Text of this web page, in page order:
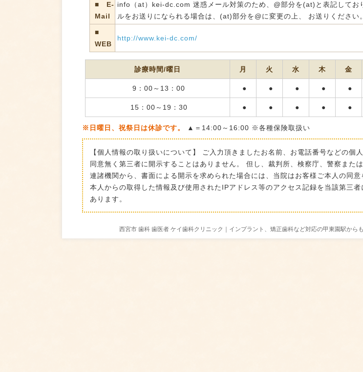
■ E-
Mail
info（at）kei-dc.com 迷惑メール対策のため、@部分を(at)と表記してお
ルをお送りになられる場合は、(at)部分を@に変更の上、 お送りください。
■
WEB
http://www.kei-dc.com/
診療時間/曜日 月 火 水 木 金
9：00～13：00 ● ● ● ● ●
15：00～19：30 ● ● ● ● ●
※日曜日、祝祭日は休診です。 ▲＝14:00～16:00 ※各種保険取扱い
【個人情報の取り扱いについて】 ご入力頂きましたお名前、お電話番号などの個
同意無く第三者に開示することはありません。 但し、裁判所、検察庁、警察また
連諸機関から、書面による開示を求められた場合には、当院はお客様ご本人の同
本人からの取得した情報及び使用されたIPアドレス等のアクセス記録を当該第三
あります。
西宮市 歯科 歯医者 ケイ歯科クリニック｜インプラント、矯正歯科など対応の甲東園駅から